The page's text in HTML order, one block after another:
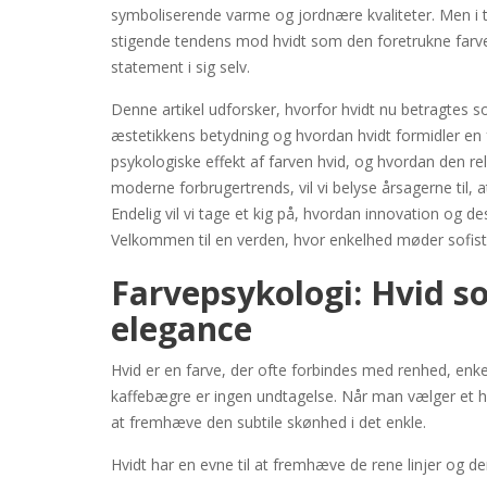
symboliserende varme og jordnære kvaliteter. Men
stigende tendens mod hvidt som den foretrukne
statement i sig selv.
Denne artikel udforsker, hvorfor hvidt nu betragtes
æstetikkens betydning og hvordan hvidt formidler
psykologiske effekt af farven hvid, og hvordan den
moderne forbrugertrends, vil vi belyse årsagerne
Endelig vil vi tage et kig på, hvordan innovation og
Velkommen til en verden, hvor enkelhed møder
Farvepsykologi: Hvid
elegance
Hvid er en farve, der ofte forbindes med renhed,
kaffebægre er ingen undtagelse. Når man vælger et
at fremhæve den subtile skønhed i det enkle.
Hvidt har en evne til at fremhæve de rene linjer og